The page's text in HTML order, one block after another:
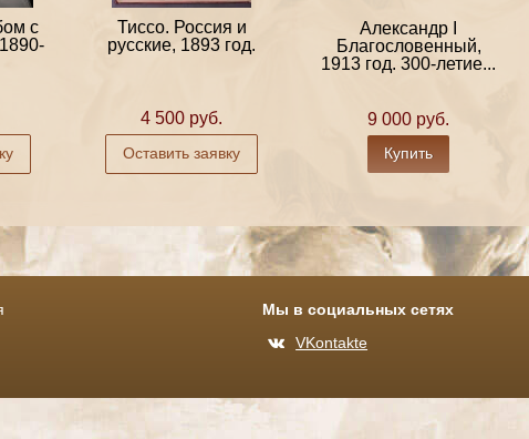
с
Тиссо. Россия и
русские, 1893 год.
4 500 руб.
Оставить заявку
Александр I
Благословенный,
1913 год. 300-летие...
9 000 руб.
Купить
Мы в социальных сетях
VKontakte